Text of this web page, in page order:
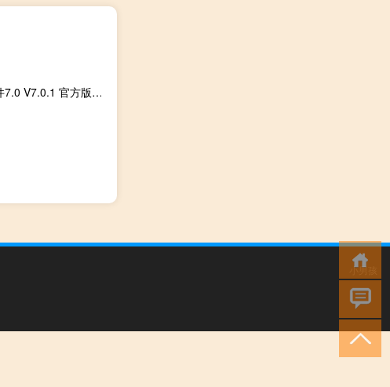
良田高拍仪软件7.0 V7.0.1 官方版（良田高拍仪软件7.0 V7.0.1 官方版功能简介）
小男孩